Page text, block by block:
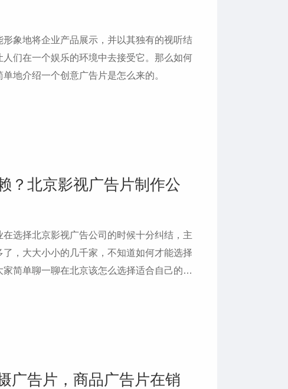
象地将企业产品展示，并以其独有的视听结
们在一个娱乐的环境中去接受它。那么如何
地介绍一个创意广告片是怎么来的。
？北京影视广告片制作公
选择北京影视广告公司的时候十分纠结，主
，大大小小的几千家，不知道如何才能选择
简单聊一聊在北京该怎么选择适合自己的影
广告片，商品广告片在销